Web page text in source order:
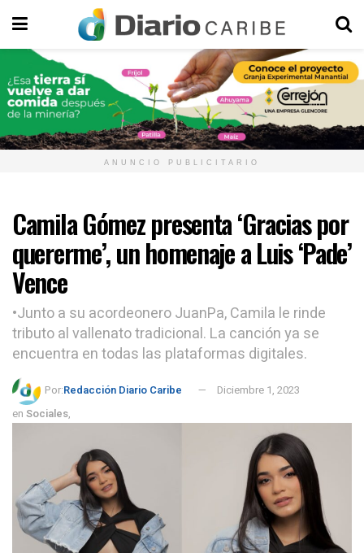
ANUNCIO PUBLICITARIO
Camila Gómez presenta ‘Gracias por
quererme’, un homenaje a Luis ‘Pade’
Vence
•Junto a su acordeonero JuanPa, Camila le rinde
tributo al vallenato tradicional. La canción ya se
encuentra en todas las plataformas digitales.
Por:Redacción Diario Caribe
Diciembre 1, 2023
en Sociales,